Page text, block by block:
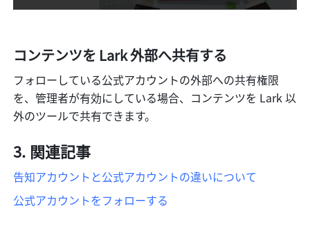
コンテンツを Lark 外部へ共有する
フォローしている公式アカウントの外部への共有権限
を、管理者が有効にしている場合、コンテンツを Lark 以
外のツールで共有できます。
関連記事
告知アカウントと公式アカウントの違いについて
公式アカウントをフォローする